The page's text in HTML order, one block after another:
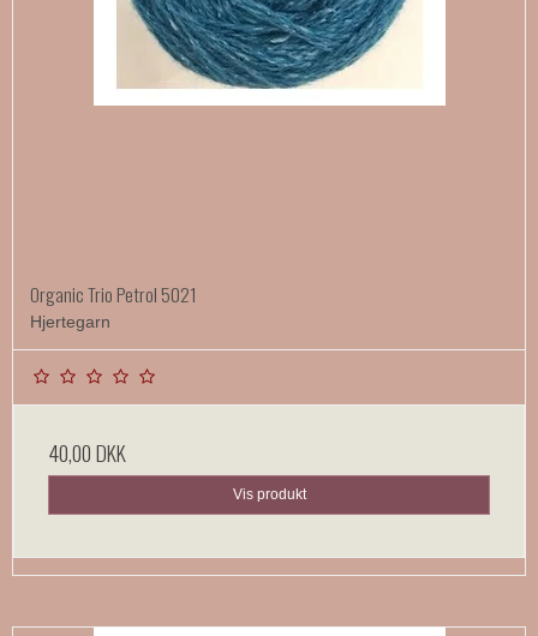
Organic Trio Petrol 5021
Hjertegarn
40,00 DKK
Vis produkt